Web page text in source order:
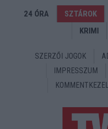
24 ÓRA SZTÁROK
KRIMI
SZERZŐI JOGOK
IMPRESSZUM